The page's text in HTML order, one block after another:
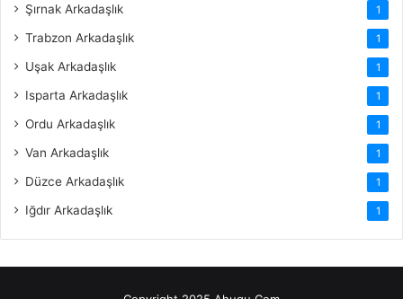
Şırnak Arkadaşlık 1
Trabzon Arkadaşlık 1
Uşak Arkadaşlık 1
Isparta Arkadaşlık 1
Ordu Arkadaşlık 1
Van Arkadaşlık 1
Düzce Arkadaşlık 1
Iğdır Arkadaşlık 1